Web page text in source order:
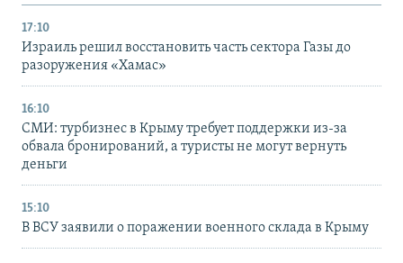
17:10
Израиль решил восстановить часть сектора Газы до
разоружения «Хамас»
16:10
СМИ: турбизнес в Крыму требует поддержки из-за
обвала бронирований, а туристы не могут вернуть
деньги
15:10
В ВСУ заявили о поражении военного склада в Крыму